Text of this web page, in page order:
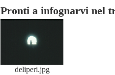
Pronti a infognarvi nel
deliperi.jpg